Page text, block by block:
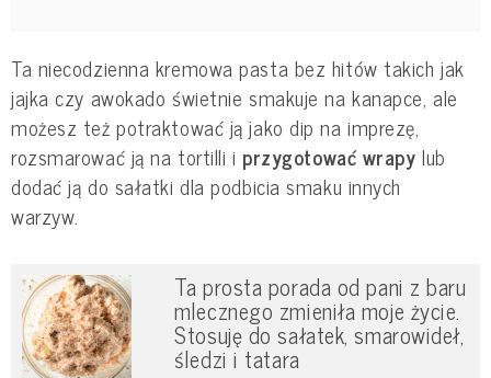
Ta niecodzienna kremowa pasta bez hitów takich jak
jajka czy awokado świetnie smakuje na kanapce, ale
możesz też potraktować ją jako dip na imprezę,
rozsmarować ją na tortilli i przygotować wrapylub
dodać ją do sałatki dla podbicia smaku innych
warzyw.
Ta prosta porada od pani z baru
mlecznego zmieniła moje życie.
Stosuję do sałatek, smarowideł,
śledzi i tatara